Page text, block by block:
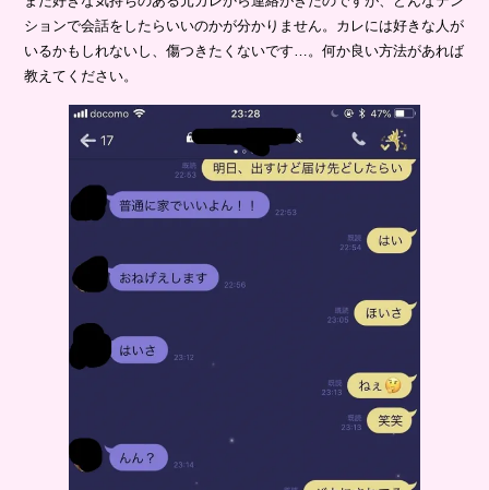
ションで会話をしたらいいのかが分かりません。カレには好きな人が
いるかもしれないし、傷つきたくないです…。何か良い方法があれば
教えてください。